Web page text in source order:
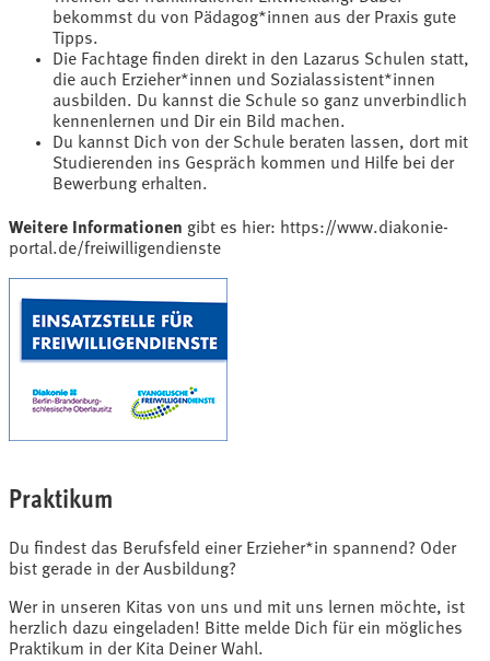
bekommst du von Pädagog*innen aus der Praxis gute
Tipps.
Die Fachtage finden direkt in den Lazarus Schulen statt,
die auch Erzieher*innen und Sozialassistent*innen
ausbilden. Du kannst die Schule so ganz unverbindlich
kennenlernen und Dir ein Bild machen.
Du kannst Dich von der Schule beraten lassen, dort mit
Studierenden ins Gespräch kommen und Hilfe bei der
Bewerbung erhalten.
Weitere Informationen gibt es hier: https://www.diakonie-
portal.de/freiwilligendienste
Praktikum
Du findest das Berufsfeld einer Erzieher*in spannend? Oder
bist gerade in der Ausbildung?
Wer in unseren Kitas von uns und mit uns lernen möchte, ist
herzlich dazu eingeladen! Bitte melde Dich für ein mögliches
Praktikum in der Kita Deiner Wahl.